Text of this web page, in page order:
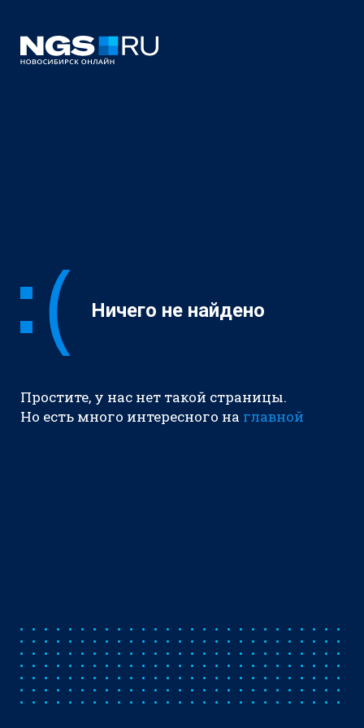
Ничего не найдено
Простите, у нас нет такой страницы.
Но есть много интересного на главной